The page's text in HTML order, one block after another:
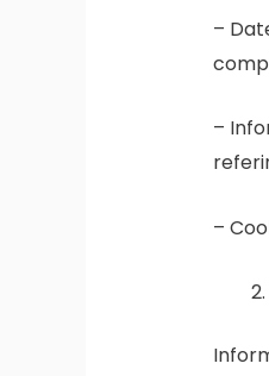
–
–
–